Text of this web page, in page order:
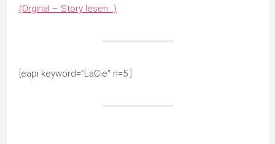
(Orginal – Story lesen…)
[eapi keyword=”LaCie” n=5 ]